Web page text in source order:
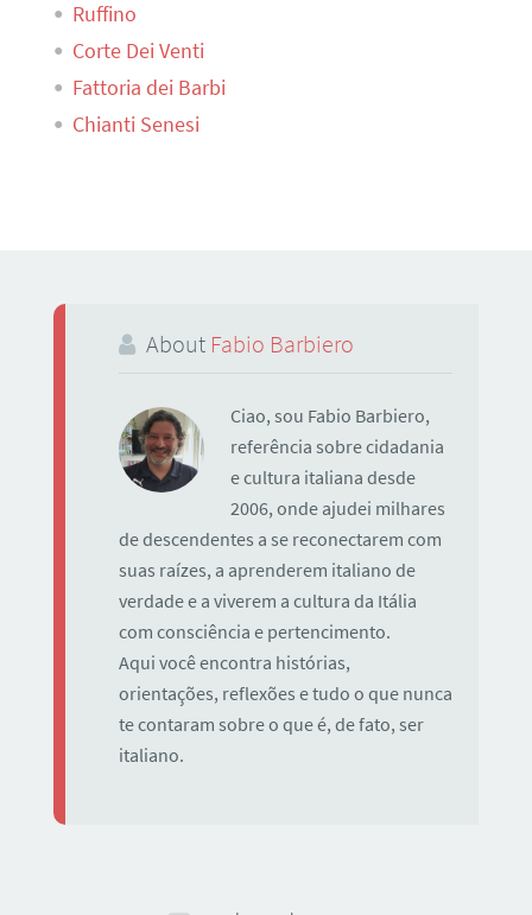
Ruffino
Corte Dei Venti
Fattoria dei Barbi
Chianti Senesi
About Fabio Barbiero
Ciao, sou Fabio Barbiero,
referência sobre cidadania
e cultura italiana desde
2006, onde ajudei milhares
de descendentes a se reconectarem com
suas raízes, a aprenderem italiano de
verdade e a viverem a cultura da Itália
com consciência e pertencimento.
Aqui você encontra histórias,
orientações, reflexões e tudo o que nunca
te contaram sobre o que é, de fato, ser
italiano.